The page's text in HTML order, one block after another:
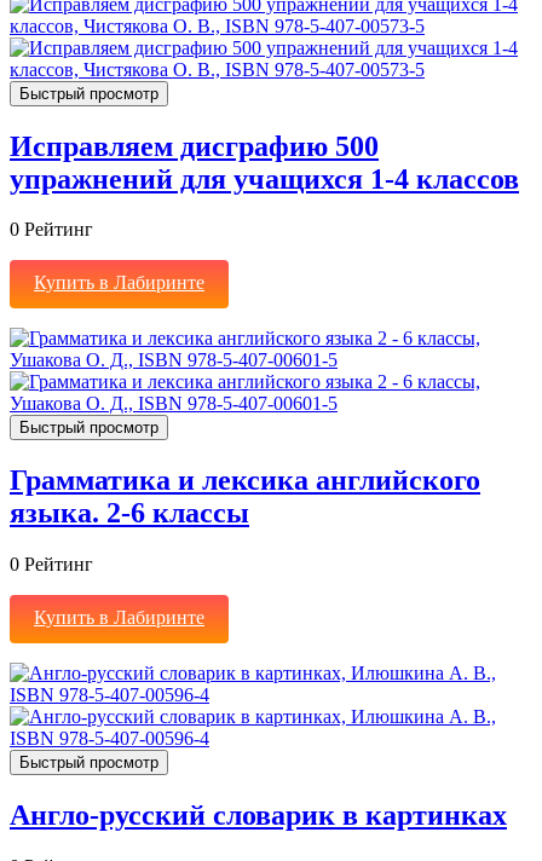
Быстрый просмотр
Исправляем дисграфию 500
упражнений для учащихся 1-4 классов
0 Рейтинг
Купить в Лабиринте
Быстрый просмотр
Грамматика и лексика английского
языка. 2-6 классы
0 Рейтинг
Купить в Лабиринте
Быстрый просмотр
Англо-русский словарик в картинках